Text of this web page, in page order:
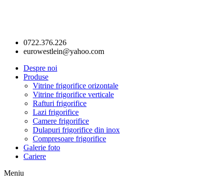
0722.376.226
eurowestlein@yahoo.com
Despre noi
Produse
Vitrine frigorifice orizontale
Vitrine frigorifice verticale
Rafturi frigorifice
Lazi frigorifice
Camere frigorifice
Dulapuri frigorifice din inox
Compresoare frigorifice
Galerie foto
Cariere
Meniu